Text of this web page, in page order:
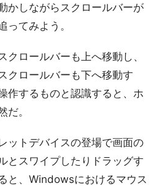
かしながらスクロールバーが
ってみよう。
クロールバーも上へ移動し、
クロールバーも下へ移動す
作するものと認識すると、ホ
だ。
ットデバイスの登場で画面の
とスワイプしたりドラッグす
と、Windowsにおけるマウス